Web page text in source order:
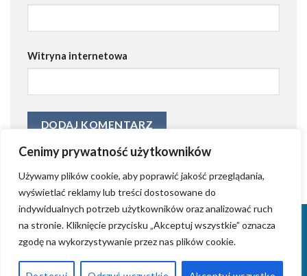
Cenimy prywatność użytkowników
Używamy plików cookie, aby poprawić jakość przeglądania,
wyświetlać reklamy lub treści dostosowane do
indywidualnych potrzeb użytkowników oraz analizować ruch
na stronie. Kliknięcie przycisku „Akceptuj wszystkie” oznacza
zgodę na wykorzystywanie przez nas plików cookie.
Witryna internetowa
TWORZENIE STRON INTERNETOWYCH (WORDPRESS)
ZROBIMY REKLAMĘ
WPROWADZANIE FIRM NA RYNKI ZAGRANICZNE